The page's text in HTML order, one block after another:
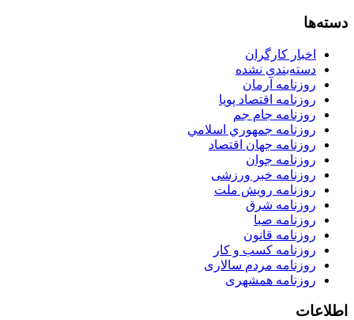
دسته‌ها
اخبار کارگران
دسته‌بندی نشده
روزنامه آرمان
روزنامه اقتصاد پویا
روزنامه جام جم
روزنامه جمهوري اسلامي
روزنامه جهان اقتصاد
روزنامه جوان
روزنامه خبر ورزشى
روزنامه رویش ملت
روزنامه شرق
روزنامه صبا
روزنامه قانون
روزنامه كسب و كار
روزنامه مردم سالاری
روزنامه همشهری
اطلاعات